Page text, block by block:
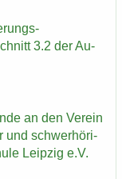
3.2 der Au­
an den Ver­ein
und schwer­hö­ri­
Leip­zig e.V.